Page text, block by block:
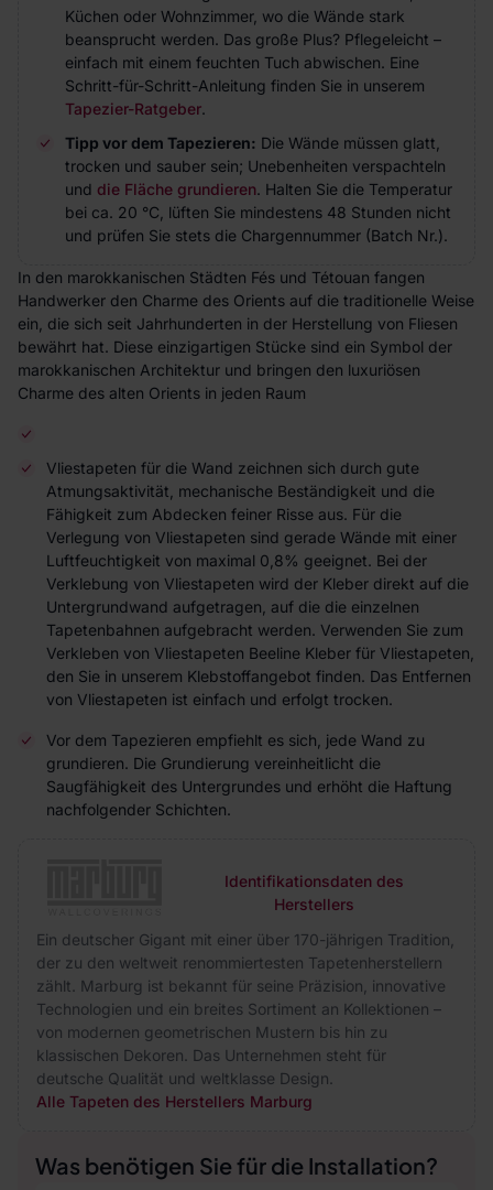
Küchen oder Wohnzimmer, wo die Wände stark
beansprucht werden. Das große Plus? Pflegeleicht –
einfach mit einem feuchten Tuch abwischen. Eine
Schritt-für-Schritt-Anleitung finden Sie in unserem
Tapezier-Ratgeber.
Tipp vor dem Tapezieren: Die Wände müssen glatt,
trocken und sauber sein; Unebenheiten verspachteln
und die Fläche grundieren. Halten Sie die Temperatur
bei ca. 20 °C, lüften Sie mindestens 48 Stunden nicht
und prüfen Sie stets die Chargennummer (Batch Nr.).
In den marokkanischen Städten Fés und Tétouan fangen
Handwerker den Charme des Orients auf die traditionelle Weise
ein, die sich seit Jahrhunderten in der Herstellung von Fliesen
bewährt hat. Diese einzigartigen Stücke sind ein Symbol der
marokkanischen Architektur und bringen den luxuriösen
Charme des alten Orients in jeden Raum
Vliestapeten für die Wand zeichnen sich durch gute
Atmungsaktivität, mechanische Beständigkeit und die
Fähigkeit zum Abdecken feiner Risse aus. Für die
Verlegung von Vliestapeten sind gerade Wände mit einer
Luftfeuchtigkeit von maximal 0,8% geeignet. Bei der
Verklebung von Vliestapeten wird der Kleber direkt auf die
Untergrundwand aufgetragen, auf die die einzelnen
Tapetenbahnen aufgebracht werden. Verwenden Sie zum
Verkleben von Vliestapeten Beeline Kleber für Vliestapeten,
den Sie in unserem Klebstoffangebot finden. Das Entfernen
von Vliestapeten ist einfach und erfolgt trocken.
Vor dem Tapezieren empfiehlt es sich, jede Wand zu
grundieren. Die Grundierung vereinheitlicht die
Saugfähigkeit des Untergrundes und erhöht die Haftung
nachfolgender Schichten.
Identifikationsdaten des
Herstellers
Ein deutscher Gigant mit einer über 170-jährigen Tradition,
der zu den weltweit renommiertesten Tapetenherstellern
zählt. Marburg ist bekannt für seine Präzision, innovative
Technologien und ein breites Sortiment an Kollektionen –
von modernen geometrischen Mustern bis hin zu
klassischen Dekoren. Das Unternehmen steht für
deutsche Qualität und weltklasse Design.
Alle Tapeten des Herstellers Marburg
Was benötigen Sie für die Installation?